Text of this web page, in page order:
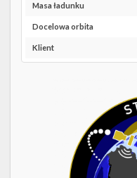
Masa ładunku
Docelowa orbita
Klient